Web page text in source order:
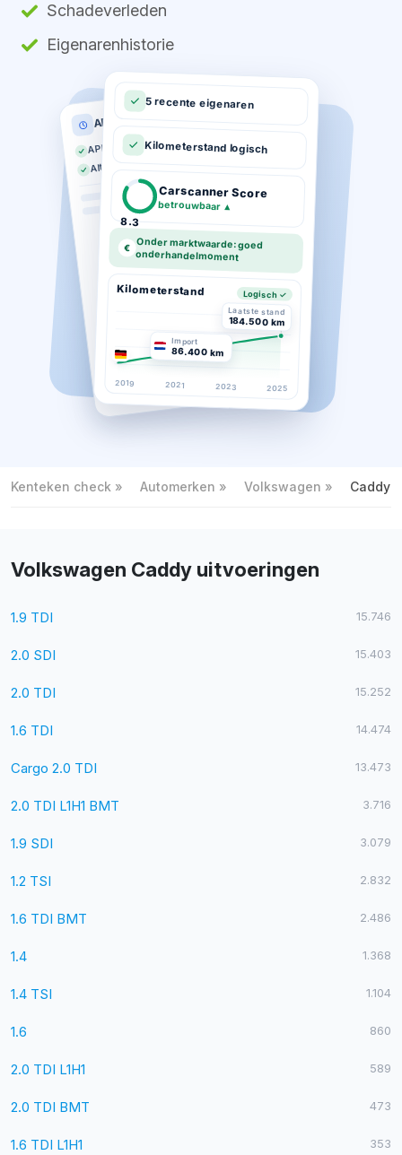
Schadeverleden
Eigenarenhistorie
APK historie
APK geldig tot 03-2026
Altijd op tijd gekeurd
5 recente eigenaren
Kilometerstand logisch
8.3
Carscanner Score
betrouwbaar ▲
€ Onder marktwaarde: goed
onderhandelmoment
Kilometerstand Logisch ✓
Laatste stand
184.500 km
Import
86.400 km
2019 2021 2023 2025
Kenteken check Automerken Volkswagen Caddy
Volkswagen Caddy uitvoeringen
1.9 TDI 15.746
2.0 SDI 15.403
2.0 TDI 15.252
1.6 TDI 14.474
Cargo 2.0 TDI 13.473
2.0 TDI L1H1 BMT 3.716
1.9 SDI 3.079
1.2 TSI 2.832
1.6 TDI BMT 2.486
1.4 1.368
1.4 TSI 1.104
1.6 860
2.0 TDI L1H1 589
2.0 TDI BMT 473
1.6 TDI L1H1 353